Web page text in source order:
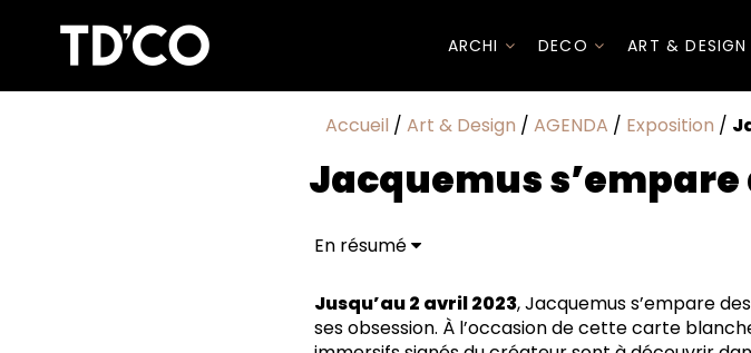
ARCHI DECO ART & DESIGN
Accueil / Art & Design / AGENDA / Exposition /
Jacquemus
En résumé
À la Porte Lafayette
L’atrium du Magasin Homme
L’intégralité des vitrines
Jusqu’au 2 avril 2023, Jacquemus s’empare
ses obsession. À l’occasion de cette carte